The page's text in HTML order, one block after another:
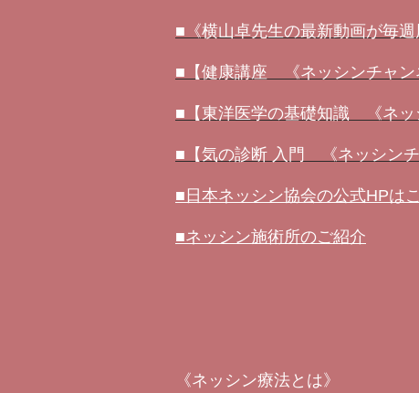
■《横山卓先生の最新動画が毎
■【健康講座 《ネッシンチャン
■【東洋医学の基礎知識 《ネッ
■【気の診断 入門 《ネッシンチ
■日本ネッシン協会の公式HPは
■ネッシン施術所のご紹介
《ネッシン療法とは》